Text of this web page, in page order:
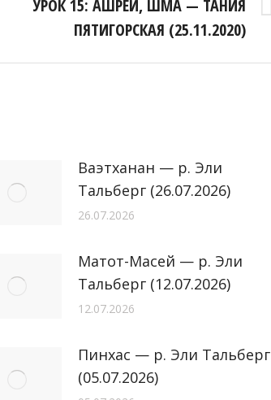
УРОК 15: АШРЕЙ, ШМА — ТАНИЯ
ПЯТИГОРСКАЯ (25.11.2020)
Ваэтханан — р. Эли
Тальберг (26.07.2026)
26.07.2026
Матот-Масей — р. Эли
Тальберг (12.07.2026)
12.07.2026
Пинхас — р. Эли Тальберг
(05.07.2026)